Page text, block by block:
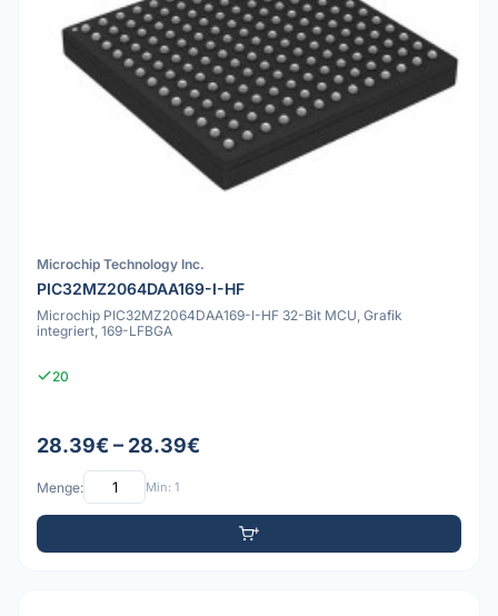
Microchip Technology Inc.
PIC32MZ2064DAA169-I-HF
Microchip PIC32MZ2064DAA169-I-HF 32-Bit MCU, Grafik
integriert, 169-LFBGA
20
28.39€ – 28.39€
Menge: Min: 1